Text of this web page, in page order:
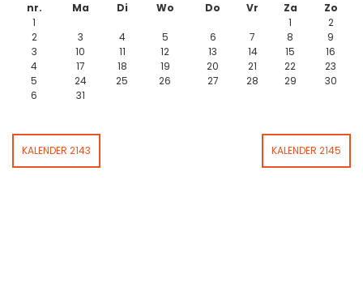
nr. Ma Di Wo Do Vr Za
Zo
1
1
2
2
3 4 5 6 7 8
9
3
10 11 12 13 14 15
16
4
17 18 19 20 21 22
23
5
24 25 26 27 28 29
30
6
31
KALENDER 2143 KALENDER 2145